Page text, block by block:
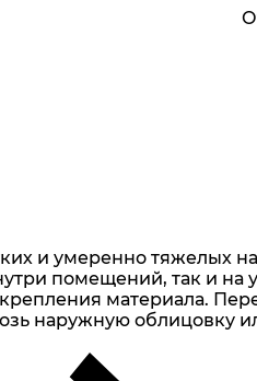
и умеренно тяжелых
помещений, так и на
материала.
наружную облицовку